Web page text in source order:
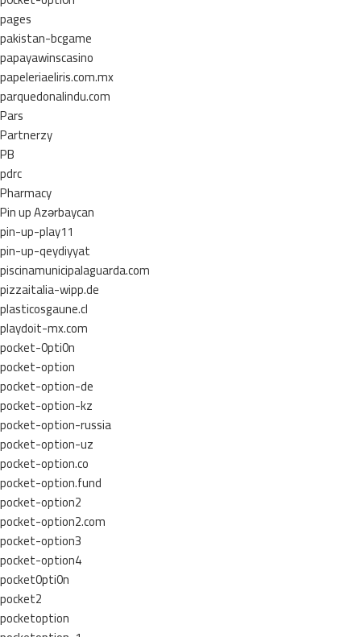
pages
pakistan-bcgame
papayawinscasino
papeleriaeliris.com.mx
parquedonalindu.com
Pars
Partnerzy
PB
pdrc
Pharmacy
Pin up Azərbaycan
pin-up-play11
pin-up-qeydiyyat
piscinamunicipalaguarda.com
pizzaitalia-wipp.de
plasticosgaune.cl
playdoit-mx.com
pocket-0pti0n
pocket-option
pocket-option-de
pocket-option-kz
pocket-option-russia
pocket-option-uz
pocket-option.co
pocket-option.fund
pocket-option2
pocket-option2.com
pocket-option3
pocket-option4
pocket0pti0n
pocket2
pocketoption